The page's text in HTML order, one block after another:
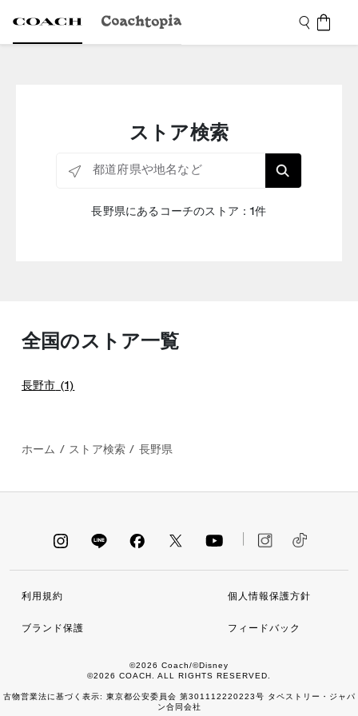
ストア検索
都道府県や地名など
長野県にあるコーチのストア：1件
全国のストア一覧
長野市 (1)
ホーム / ストア検索 / 長野県
利用規約 個人情報保護方針
ブランド保護 フィードバック
©2026 Coach/©Disney
©2026 COACH. ALL RIGHTS RESERVED.
古物営業法に基づく表示: 東京都公安委員会 第301112220223号 タペストリー・ジャパ
ン合同会社